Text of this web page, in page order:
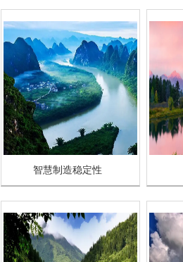
智慧制造稳定性